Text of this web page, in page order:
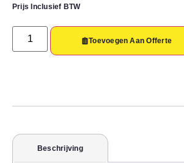
Prijs Inclusief BTW
Toevoegen Aan Offerte
Beschrijving